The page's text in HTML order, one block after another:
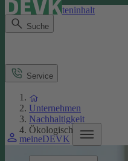
Direkt zum Seiteninhalt
Suche
meineDEVK
Service
Unternehmen
Nachhaltigkeit
Ökologisches